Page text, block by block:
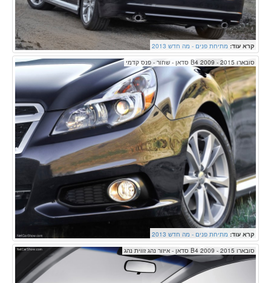
קרא עוד: מתיחת פנים - מה חדש 2013
סובארו B4 2009 - 2015 סדאן - שחור - פנס קדמי
קרא עוד: מתיחת פנים - מה חדש 2013
סובארו B4 2009 - 2015 סדאן - איזור נהג זווית נהג